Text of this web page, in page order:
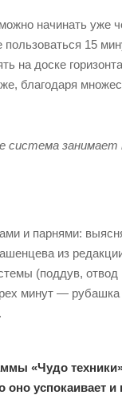
начинать уже
15
на доске
благодаря
система
и парнями:
из
(поддув,
минут —
«Чудо
успокаивает и